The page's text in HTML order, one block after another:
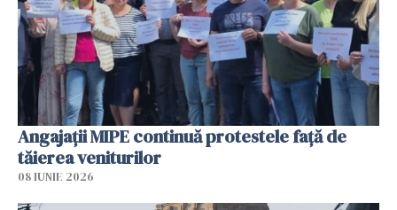
Angajaţii MIPE continuă protestele faţă de
tăierea veniturilor
08 IUNIE 2026